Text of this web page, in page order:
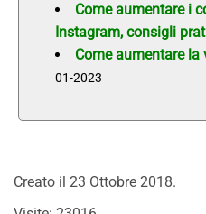
Come aumentare i
Instagram, consigli
Come aumentare
01-2023
Creato il 23 Ottobre 2018.